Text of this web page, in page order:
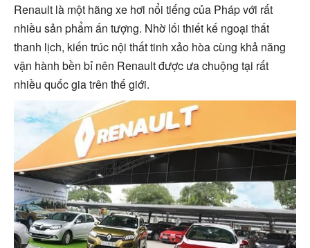
Renault là một hãng xe hơi nổi tiếng của Pháp với rất
nhiều sản phẩm ấn tượng. Nhờ lối thiết kế ngoại thất
thanh lịch, kiến trúc nội thất tinh xảo hòa cùng khả năng
vận hành bền bỉ nên Renault được ưa chuộng tại rất
nhiều quốc gia trên thế giới.